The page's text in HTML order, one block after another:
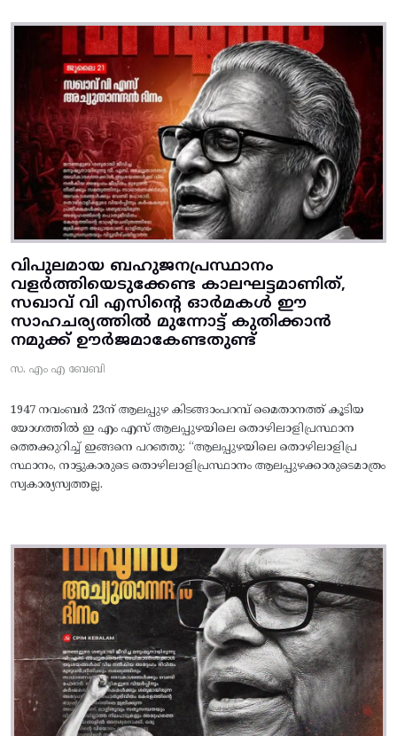
വിപുലമായ ബഹുജനപ്രസ്ഥാനം
വളർത്തിയെടുക്കേണ്ട കാലഘട്ടമാണിത്,
സഖാവ് വി എസിന്റെ ഓർമകൾ ഈ
സാഹചര്യത്തിൽ മുന്നോട്ട്‌ കുതിക്കാൻ
നമുക്ക് ഊർജമാകേണ്ടതുണ്ട്
സ. എം എ ബേബി
1947 നവംബർ 23ന് ആലപ്പുഴ കിടങ്ങാംപറമ്പ്‌ മൈതാനത്ത്‌ കൂടിയ
യോഗത്തിൽ ഇ എം എസ് ആലപ്പുഴയിലെ തൊഴിലാളിപ്രസ്ഥാന
ത്തെക്കുറിച്ച് ഇങ്ങനെ പറഞ്ഞു: “ആലപ്പുഴയിലെ തൊഴിലാളിപ്ര
സ്ഥാനം, നാട്ടുകാരുടെ തൊഴിലാളിപ്രസ്ഥാനം ആലപ്പുഴക്കാരുടെമാത്രം
സ്വകാര്യസ്വത്തല്ല.